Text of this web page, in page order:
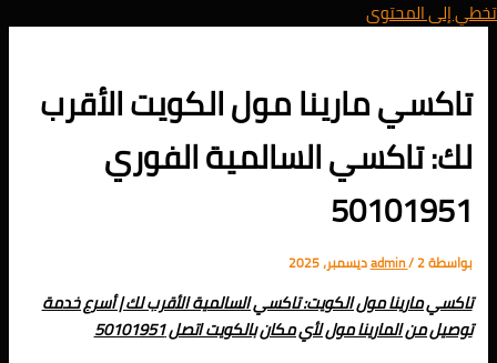
تخطي إلى المحتوى
تاكسي مارينا مول الكويت الأقرب
لك: تاكسي السالمية الفوري
50101951
بواسطة admin/2 ديسمبر، 2025
تاكسي مارينا مول الكويت: تاكسي السالمية الأقرب لك | أسرع خدمة
توصيل من المارينا مول لأي مكان بالكويت اتصل 50101951